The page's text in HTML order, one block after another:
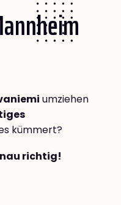
umziehen
kümmert?
richtig!